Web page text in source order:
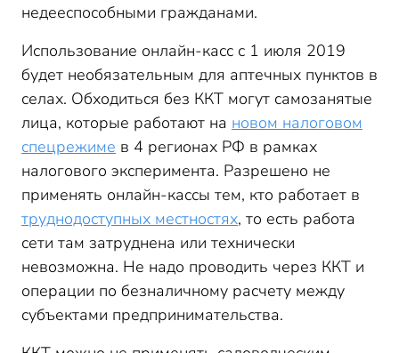
недееспособными гражданами.
Использование онлайн-касс с 1 июля 2019
будет необязательным для аптечных пунктов в
селах. Обходиться без ККТ могут самозанятые
лица, которые работают на новом налоговом
спецрежиме в 4 регионах РФ в рамках
налогового эксперимента. Разрешено не
применять онлайн-кассы тем, кто работает в
труднодоступных местностях, то есть работа
сети там затруднена или технически
невозможна. Не надо проводить через ККТ и
операции по безналичному расчету между
субъектами предпринимательства.